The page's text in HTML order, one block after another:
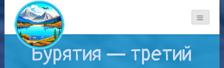
Бурятия — третий